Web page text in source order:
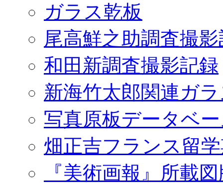
ガラス乾板
尾高鮮之助調査撮
和田新調査撮影記録
新海竹太郎関連ガ
写真原板データベ
畑正吉フランス留
『美術画報』所載